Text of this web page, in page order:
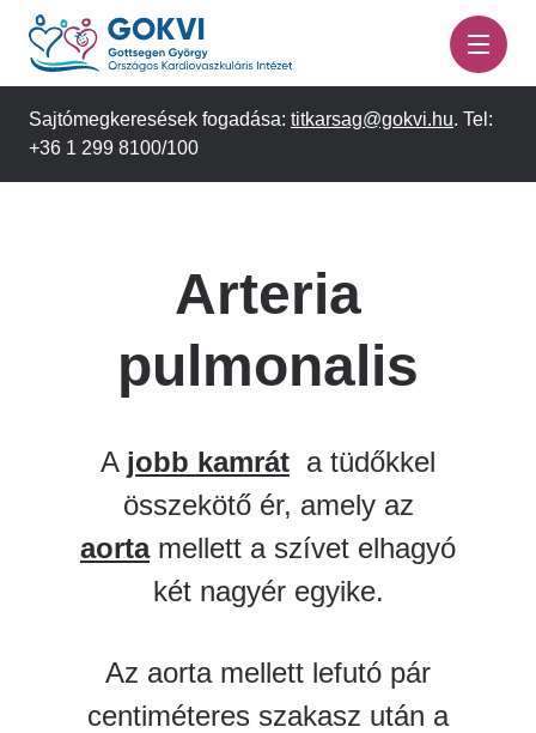
Ugrás
tartalomra
Sajtómegkeresések fogadása: titkarsag@gokvi.hu. Tel:
+36 1 299 8100/100
Arteria
pulmonalis
A jobb kamrát a tüdőkkel
összekötő ér, amely az
aortamellett a szívet elhagyó
két nagyér egyike.
Az aorta mellett lefutó pár
centiméteres szakasz után a